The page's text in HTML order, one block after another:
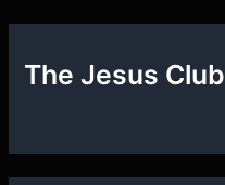
The Jesus Club